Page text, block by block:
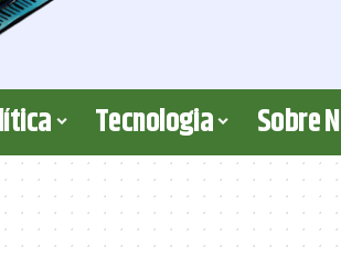
Tecnologia Sobre